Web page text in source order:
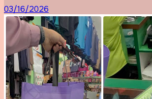
03/16/2026